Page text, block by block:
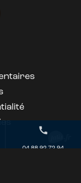
call
04 88 92 72 94